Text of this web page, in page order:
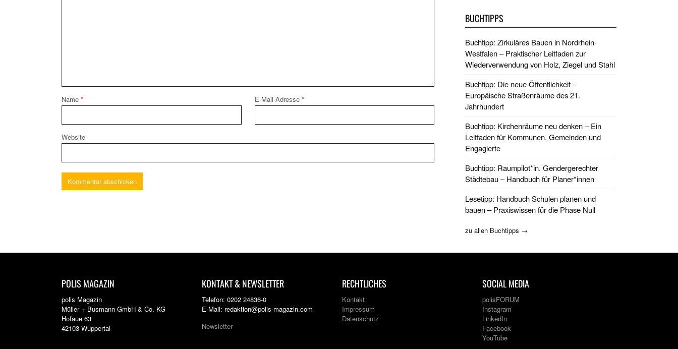
Name * E-Mail-Adresse *
Website
BUCHTIPPS
Buchtipp: Zirkuläres Bauen in Nordrhein-
Westfalen – Praktischer Leitfaden zur
Wiederverwendung von Holz, Ziegel und Stahl
Buchtipp: Die neue Öffentlichkeit –
Europäische Straßenräume des 21.
Jahrhundert
Buchtipp: Kirchenräume neu denken – Ein
Leitfaden für Kommunen, Gemeinden und
Engagierte
Buchtipp: Raumpilot*in. Gendergerechter
Städtebau – Handbuch für Planer*innen
Lesetipp: Handbuch Schulen planen und
bauen – Praxiswissen für die Phase Null
zu allen Buchtipps →
POLIS MAGAZIN
polis Magazin
Müller + Busmann GmbH & Co. KG
Hofaue 63
42103 Wuppertal
KONTAKT & NEWSLETTER
Telefon: 0202 24836-0
E-Mail: redaktion@polis-magazin.com
Newsletter
RECHTLICHES
Kontakt
Impressum
Datenschutz
SOCIAL MEDIA
polisFORUM
Instagram
LinkedIn
Facebook
YouTube